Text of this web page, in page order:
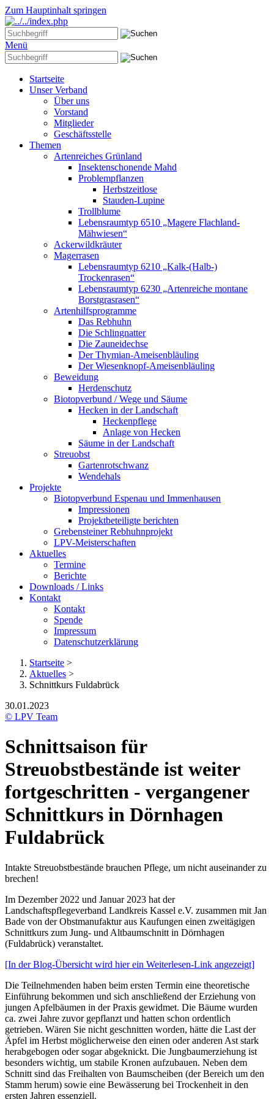
Zum Hauptinhalt springen
Menü
Startseite
Unser Verband
Über uns
Vorstand
Mitglieder
Geschäftsstelle
Themen
Artenreiches Grünland
Insektenschonende Mahd
Problempflanzen
Herbstzeitlose
Stauden-Lupine
Trollblume
Lebensraumtyp 6510 „Magere Flachland-
Mähwiesen“
Ackerwildkräuter
Magerrasen
Lebensraumtyp 6210 „Kalk-(Halb-)
Trockenrasen“
Lebensraumtyp 6230 „Artenreiche montane
Borstgrasrasen“
Artenhilfsprogramme
Das Rebhuhn
Die Schlingnatter
Die Zauneidechse
Der Thymian-Ameisenbläuling
Der Wiesenknopf-Ameisenbläuling
Beweidung
Herdenschutz
Biotopverbund / Wege und Säume
Hecken in der Landschaft
Heckenpflege
Anlage von Hecken
Säume in der Landschaft
Streuobst
Gartenrotschwanz
Wendehals
Projekte
Biotopverbund Espenau und Immenhausen
Impressionen
Projektbeteiligte berichten
Grebensteiner Rebhuhnprojekt
LPV-Meisterschaften
Aktuelles
Termine
Berichte
Downloads / Links
Kontakt
Kontakt
Spende
Impressum
Datenschutzerklärung
Startseite >
Aktuelles >
Schnittkurs Fuldabrück
30.01.2023
© LPV Team
Schnittsaison für
Streuobstbestände ist weiter
fortgeschritten - vergangener
Schnittkurs in Dörnhagen
Fuldabrück
Intakte Streuobstbestände brauchen Pflege, um nicht auseinander zu
brechen!
Im Dezember 2022 und Januar 2023 hat der
Landschaftspflegeverband Landkreis Kassel e.V. zusammen mit Jan
Bade von der Obstmanufaktur aus Kaufungen einen zweitägigen
Schnittkurs zum Jung- und Altbaumschnitt in Dörnhagen
(Fuldabrück) veranstaltet.
[In der Blog-Übersicht wird hier ein Weiterlesen-Link angezeigt]
Die Teilnehmenden haben beim ersten Termin eine theoretische
Einführung bekommen und sich anschließend der Erziehung von
jungen Apfelbäumen in der Praxis gewidmet. Die Bäume wurden
ca. zwei Jahre zuvor gepflanzt und hatten schon ordentlich
getrieben. Wären Sie nicht geschnitten worden, hätte die Last der
Äpfel im Herbst möglicherweise den einen oder anderen Ast stark
herabgebogen oder sogar abgeknickt. Die Jungbaumerziehung ist
besonders wichtig, um stabile Kronen aufzubauen. Neben dem
Schnitt sind das Freihalten von Baumscheiben (der Bereich um den
Stamm herum) sowie eine Bewässerung bei Trockenheit in den
ersten Jahren essenziell.